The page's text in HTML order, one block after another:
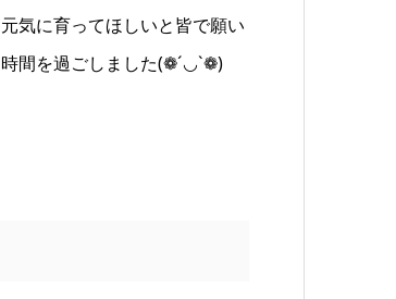
気に育ってほしいと皆で願い
間を過ごしました(❁´◡`❁)